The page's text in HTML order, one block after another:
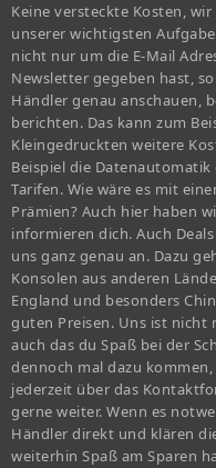
Keine versteckte Kosten,
unserer wichtigsten
nicht nur um die E-Mail
Newsletter gegeben hast,
Händler genau anschauen,
berichten. Das kann zum
Kleingedruckten weitere
Beispiel die
Tarifen. Wie wäre es mit
Prämien? Auch hier haben
informieren dich. Auch
uns ganz genau an. Dazu
Konsolen aus anderen
England und besonders
guten Preisen. Uns ist nicht
auch das du Spaß bei der
dennoch mal dazu
jederzeit über das
gerne weiter. Wenn es
Händler direkt und klären
weiterhin Spaß am Sparen